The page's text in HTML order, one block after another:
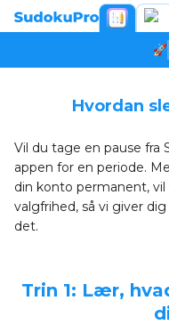
Hvordan
Vil du tage en pause fra
appen for en periode.
din konto permanent,
valgfrihed, så vi giver
det.
Trin 1: Lær,